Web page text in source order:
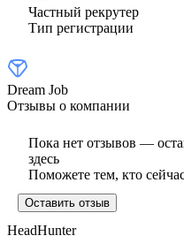
Частный рекрутер
Тип регистрации
Dream Job
Отзывы о компании
Пока нет отзывов —
здесь
Поможете тем, кто
Оставить отзыв
HeadHunter